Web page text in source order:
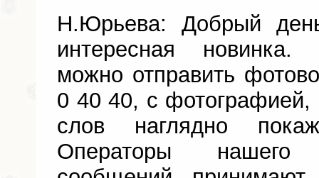
Н.Юрьева: Добрый
интересная новинка.
можно отправить
0 40 40, с фотографией,
слов наглядно
Операторы нашего